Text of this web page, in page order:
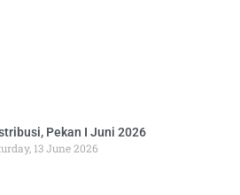
Pekan I Juni 2026
13 June 2026